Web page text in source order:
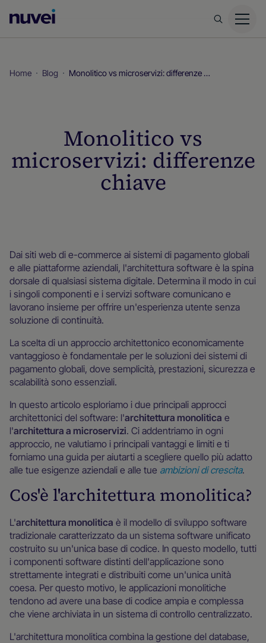
di
Home Blog Monolitico vs microservizi: differenze chiave
Monolitico vs
microservizi: differenze
chiave
Dai siti web di e-commerce ai sistemi di pagamento globali
e alle piattaforme aziendali, l'architettura software è la spina
dorsale di qualsiasi sistema digitale. Determina il modo in cui
i singoli componenti e i servizi software comunicano e
lavorano insieme per offrire un'esperienza utente senza
soluzione di continuità.
La scelta di un approccio architettonico economicamente
vantaggioso è fondamentale per le soluzioni dei sistemi di
pagamento globali, dove semplicità, prestazioni, sicurezza e
scalabilità sono essenziali.
In questo articolo esploriamo i due principali approcci
architettonici del software: l'architettura monolitica e
l'architettura a microservizi. Ci addentriamo in ogni
approccio, ne valutiamo i principali vantaggi e limiti e ti
forniamo una guida per aiutarti a scegliere quello più adatto
alle tue esigenze aziendali e alle tue ambizioni di crescita.
Cos'è l'architettura monolitica?
L'architettura monolitica è il modello di sviluppo software
tradizionale caratterizzato da un sistema software unificato
costruito su un'unica base di codice. In questo modello, tutti
i componenti software distinti dell'applicazione sono
strettamente integrati e distribuiti come un'unica unità
coesa. Per questo motivo, le applicazioni monolitiche
tendono ad avere una base di codice ampia e complessa
che viene archiviata in un sistema di controllo centralizzato.
L'architettura monolitica combina la gestione del database,